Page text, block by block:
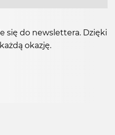
się do newslettera. Dzięki
okazję.